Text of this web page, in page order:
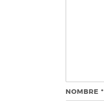
NOMBRE *